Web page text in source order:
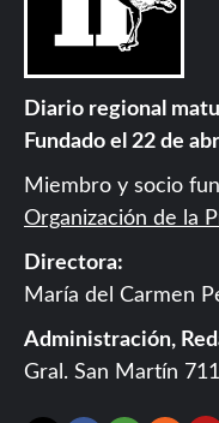
Diario regional
Fundado el 22 de
Miembro y socio
Organización de la
Directora:
María del Carmen
Administración,
Gral. San Martín